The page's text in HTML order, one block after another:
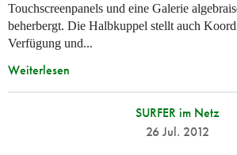
Touchscreenpanels und eine Galerie
beherbergt. Die Halbkuppel stellt auch
Verfügung und...
Weiterlesen
SURFER im Netz
26 Jul. 2012